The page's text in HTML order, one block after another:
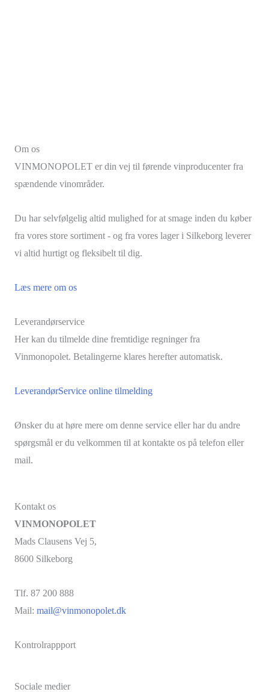
Om os
VINMONOPOLET er din vej til førende vinproducenter fra
spændende vinområder.
Du har selvfølgelig altid mulighed for at smage inden du køber
fra vores store sortiment - og fra vores lager i Silkeborg leverer
vi altid hurtigt og fleksibelt til dig.
Læs mere om os
Leverandørservice
Her kan du tilmelde dine fremtidige regninger fra
Vinmonopolet. Betalingerne klares herefter automatisk.
LeverandørService online tilmelding
Ønsker du at høre mere om denne service eller har du andre
spørgsmål er du velkommen til at kontakte os på telefon eller
mail.
Kontakt os
VINMONOPOLET
Mads Clausens Vej 5,
8600 Silkeborg
Tlf. 87 200 888
Mail: mail@vinmonopolet.dk
Kontrolrappport
Sociale medier